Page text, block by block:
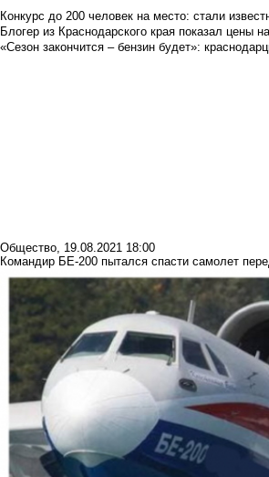
Конкурс до 200 человек на место: стали
Блогер из Краснодарского края показал цены
«Сезон закончится – бензин будет»:
Общество, 19.08.2021 18:00
Командир БЕ-200 пытался спасти самолет